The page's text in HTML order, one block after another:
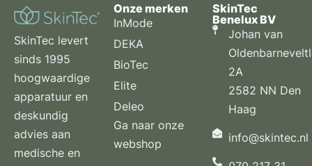
SkinTec levert
sinds 1995
hoogwaardige
apparatuur en
deskundig
advies aan
medische en
Onze merken
InMode
DEKA
BioTec
Elite
Deleo
Ga naar onze
webshop
SkinTec
Benelux BV
Johan van
2A
2582 NN Den
Haag
info@skintec.nl